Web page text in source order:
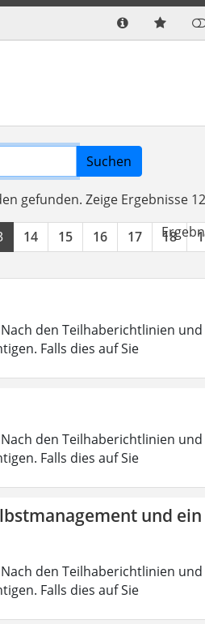
Suchen
gefunden. Zeige Ergebnisse
14 15 16 17 18
den Teilhaberichtlinien
Falls dies auf Sie
den Teilhaberichtlinien
Falls dies auf Sie
und
den Teilhaberichtlinien
Falls dies auf Sie